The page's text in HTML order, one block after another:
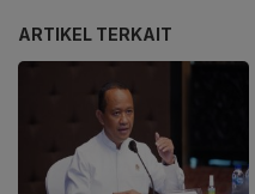
ARTIKEL TERKAIT